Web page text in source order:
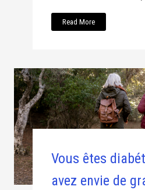
Read More
Vous êtes
avez envie de